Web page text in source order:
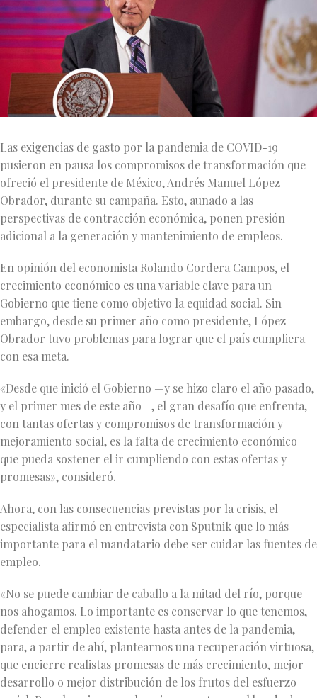
Las exigencias de gasto por la pandemia de COVID-19
pusieron en pausa los compromisos de transformación que
ofreció el presidente de México, Andrés Manuel López
Obrador, durante su campaña. Esto, aunado a las
perspectivas de contracción económica, ponen presión
adicional a la generación y mantenimiento de empleos.
En opinión del economista Rolando Cordera Campos, el
crecimiento económico es una variable clave para un
Gobierno que tiene como objetivo la equidad social. Sin
embargo, desde su primer año como presidente, López
Obrador tuvo problemas para lograr que el país cumpliera
con esa meta.
«Desde que inició el Gobierno —y se hizo claro el año pasado,
y el primer mes de este año—, el gran desafío que enfrenta,
con tantas ofertas y compromisos de transformación y
mejoramiento social, es la falta de crecimiento económico
que pueda sostener el ir cumpliendo con estas ofertas y
promesas», consideró.
Ahora, con las consecuencias previstas por la crisis, el
especialista afirmó en entrevista con Sputnik que lo más
importante para el mandatario debe ser cuidar las fuentes de
empleo.
«No se puede cambiar de caballo a la mitad del río, porque
nos ahogamos. Lo importante es conservar lo que tenemos,
defender el empleo existente hasta antes de la pandemia,
para, a partir de ahí, plantearnos una recuperación virtuosa,
que encierre realistas promesas de más crecimiento, mejor
desarrollo o mejor distribución de los frutos del esfuerzo